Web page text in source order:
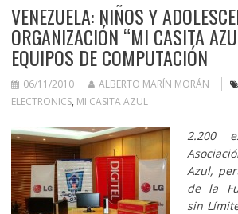
VENEZUELA: NIÑOS Y
ORGANIZACIÓN “MI CASITA
EQUIPOS DE COMPUTACIÓN
06/11/2010 ALBERTO MARÍN MORÁN
ELECTRONICS, MI CASITA AZUL
2.200
Azul,
de la
sin